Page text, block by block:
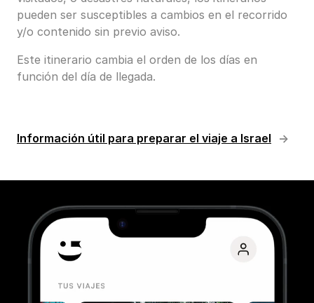
pueden ser susceptibles a cambios en el recorrido
y/o contenido sin previo aviso.
Este itinerario cambia el orden de los días en
función del día de llegada.
Información útil para preparar el viaje a Israel